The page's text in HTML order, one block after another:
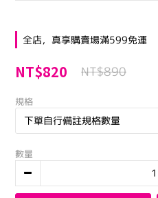
全店，真享購賣場滿599免運
NT$820 NT$890
規格
數量